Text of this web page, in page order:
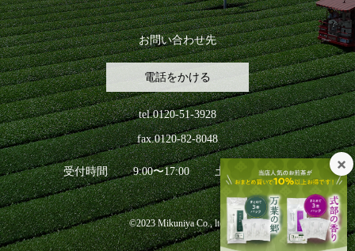
お問い合わせ先
電話をかける
tel.0120-51-3928
fax.0120-82-8048
受付時間 9:00〜17:00 土日祝日を除く
©2023 Mikuniya Co., ltd.